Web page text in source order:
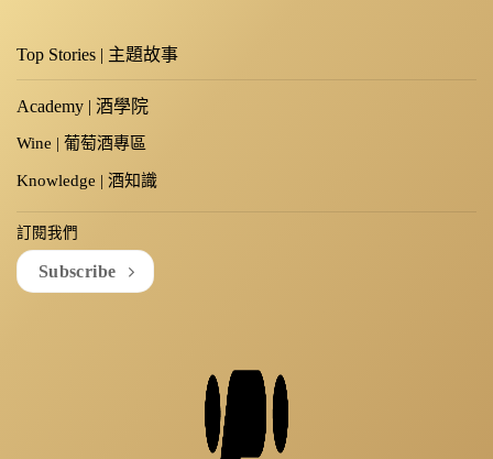
Top Stories | 主題故事
Academy | 酒學院
Wine | 葡萄酒專區
Knowledge | 酒知識
訂閱我們
Subscribe